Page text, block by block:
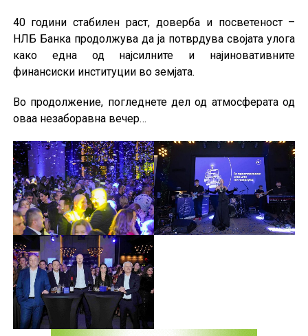
40 години стабилен раст, доверба и посветеност –
НЛБ Банка продолжува да ја потврдува својата улога
како една од најсилните и најиновативните
финансиски институции во земјата.
Во продолжение, погледнете дел од атмосферата од
оваа незаборавна вечер…